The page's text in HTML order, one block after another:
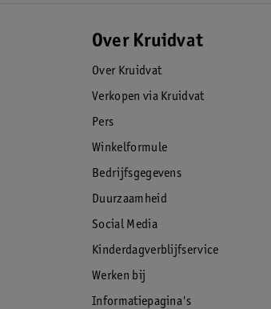
Over Kruidvat
Over Kruidvat
Verkopen via Kruidvat
Pers
Winkelformule
Bedrijfsgegevens
Duurzaamheid
Social Media
Kinderdagverblijfservice
Werken bij
Informatiepagina's